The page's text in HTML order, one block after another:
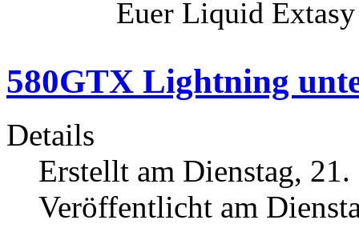
Euer Liquid Extasy
580GTX Lightning
Details
Erstellt am Dienstag,
Veröffentlicht am